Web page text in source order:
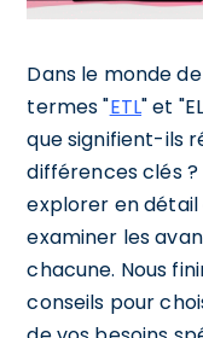
Dans le monde
termes "ETL" et
que signifient-ils
différences clés
explorer en
examiner les
chacune. Nous
conseils pour